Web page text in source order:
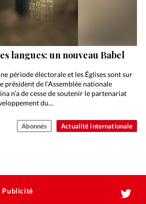
Actualité internationale
langues: un nouveau Babel
période électorale et les Églises sont sur
président de l’Assemblée nationale
n’a de cesse de soutenir le partenariat
du…
Abonnés
Publicité